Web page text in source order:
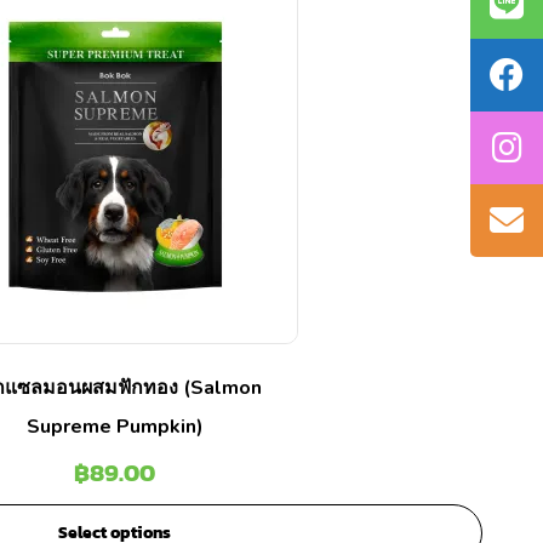
แซลมอนผสมฟักทอง (Salmon
Supreme Pumpkin)
฿89.00
Select options